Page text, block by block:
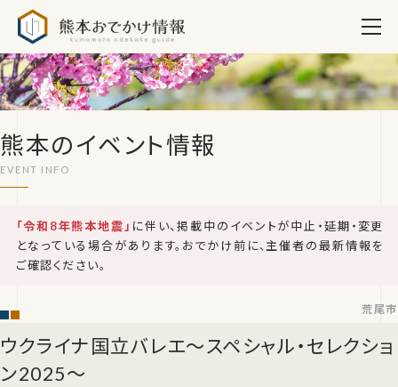
熊本のイベント情報
「令和8年熊本地震」 に伴い、掲載中のイベントが中止・延期・変更
となっている場合があります。おでかけ前に、主催者の最新情報を
ご確認ください。
ウクライナ国立バレエ～スペシャル・セレクショ
ン2025～
荒尾市